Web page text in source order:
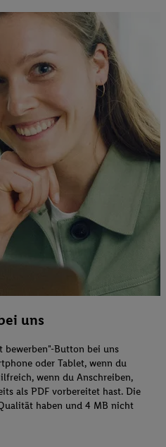
uns
bewerben"-Button bei uns
oder Tablet, wenn du
wenn du Anschreiben,
als PDF vorbereitet hast. Die
haben und 4 MB nicht